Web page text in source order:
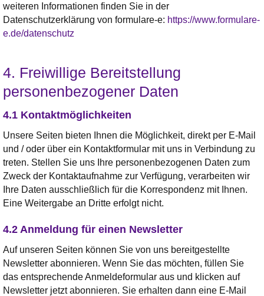
weiteren Informationen finden Sie in der
Datenschutzerklärung von formulare-e: https://www.formulare-
e.de/datenschutz
4. Freiwillige Bereitstellung
personenbezogener Daten
4.1 Kontaktmöglichkeiten
Unsere Seiten bieten Ihnen die Möglichkeit, direkt per E-Mail
und / oder über ein Kontaktformular mit uns in Verbindung zu
treten. Stellen Sie uns Ihre personenbezogenen Daten zum
Zweck der Kontaktaufnahme zur Verfügung, verarbeiten wir
Ihre Daten ausschließlich für die Korrespondenz mit Ihnen.
Eine Weitergabe an Dritte erfolgt nicht.
4.2 Anmeldung für einen Newsletter
Auf unseren Seiten können Sie von uns bereitgestellte
Newsletter abonnieren. Wenn Sie das möchten, füllen Sie
das entsprechende Anmeldeformular aus und klicken auf
Newsletter jetzt abonnieren. Sie erhalten dann eine E-Mail